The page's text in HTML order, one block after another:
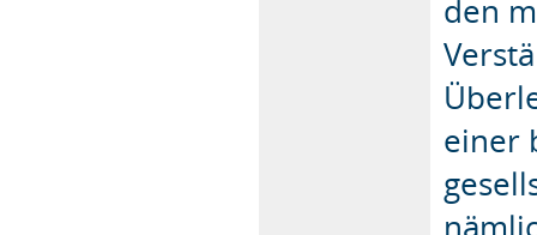
den
einer